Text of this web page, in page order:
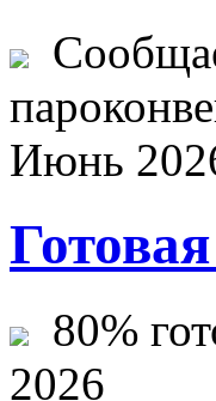
Июнь
80%
2026